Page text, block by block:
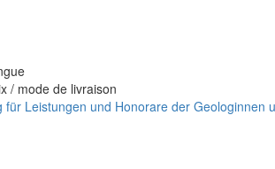
/ mode de livraison
für Leistungen und Honorare der Geologinnen